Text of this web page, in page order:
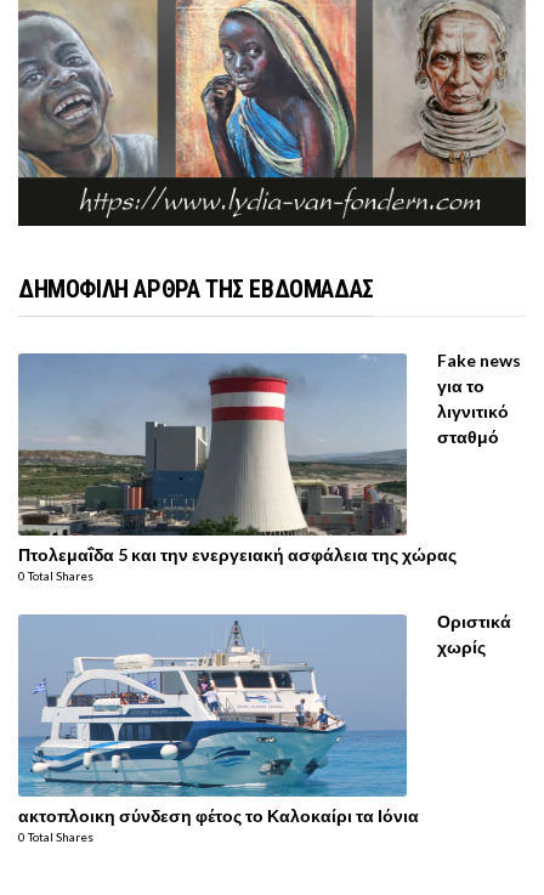
ΔΗΜΟΦΙΛΗ ΑΡΘΡΑ ΤΗΣ ΕΒΔΟΜΑΔΑΣ
Fake news
για το
λιγνιτικό
σταθμό
Πτολεμαΐδα 5 και την ενεργειακή ασφάλεια της χώρας
0 Total Shares
Οριστικά
χωρίς
ακτοπλοικη σύνδεση φέτος το Καλοκαίρι τα Ιόνια
0 Total Shares